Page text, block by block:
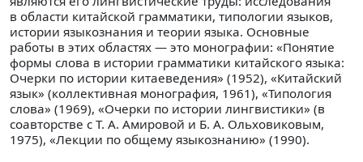
в области китайской грамматики, типологии языков,
истории языкознания и теории языка. Основные
работы в этих областях — это монографии: «Понятие
формы слова в истории грамматики китайского языка:
Очерки по истории китаеведения» (1952), «Китайский
язык» (коллективная монография, 1961), «Типология
слова» (1969), «Очерки по истории лингвистики» (в
соавторстве с Т. А. Амировой и Б. А. Ольховиковым,
1975), «Лекции по общему языкознанию» (1990).